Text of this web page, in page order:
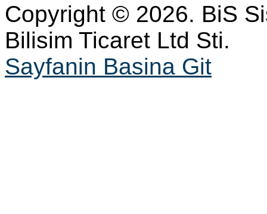
Copyright © 2026. BiS
Bilisim Ticaret Ltd Sti.
Sayfanin Basina Git